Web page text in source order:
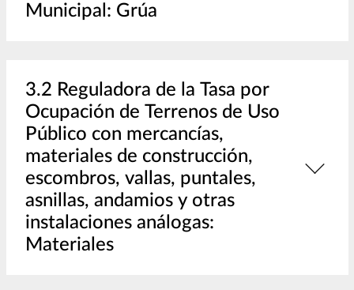
Municipal: Grúa
3.2 Reguladora de la Tasa por
Ocupación de Terrenos de Uso
Público con mercancías,
materiales de construcción,
escombros, vallas, puntales,
asnillas, andamios y otras
instalaciones análogas:
Materiales